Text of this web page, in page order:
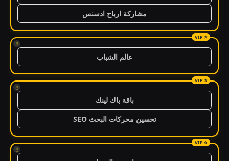
مشاركة ارباح ادسنس
!
عالم الشباب
!
باقة باك لينك
تحسين محركات البحث SEO
!